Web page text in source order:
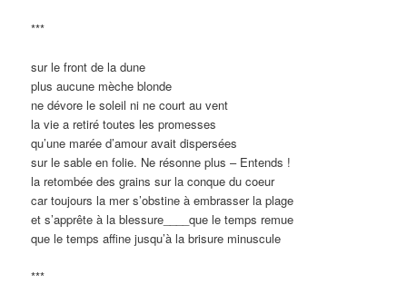
***
sur le front de la dune
plus aucune mèche blonde
ne dévore le soleil ni ne court au vent
la vie a retiré toutes les promesses
qu’une marée d’amour avait dispersées
sur le sable en folie. Ne résonne plus – Entends !
la retombée des grains sur la conque du coeur
car toujours la mer s’obstine à embrasser la plage
et s’apprête à la blessure____que le temps remue
que le temps affine jusqu’à la brisure minuscule
***